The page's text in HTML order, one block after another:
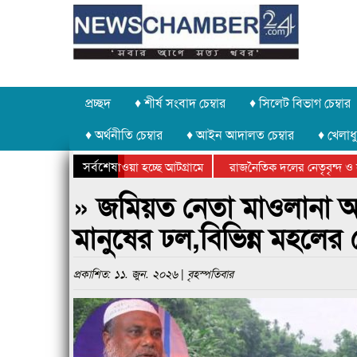
প্রচ্ছদ ♦ শীর্ষ সংবাদ চেম্বার ♦ সিলেট বিভাগ চেম্বার
♦ অর্থনীতি চেম্বার
♦ আইন আদালত চেম্বার ♦
সর্বশেষ
চুরি করে নিয়ে যাওয়া হচ্ছে আটগ্রামে রাজনৈতিক দলের নেতৃবৃন্দ ও
ক্রীড়া প্রতিযোগিতার পুরস্কার বিতরণ সম্পন্ন
সিলেটে বাংলাদেশ গ্রুপ
» জমিয়ত নেতা মাওলানা
মানুষের ঢল,বিভিন্ন
প্রকাশিত: ১১. জুন. ২০২৬ | বৃহস্পতিবার